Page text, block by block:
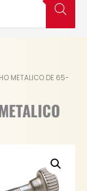
METALICO DE 65-